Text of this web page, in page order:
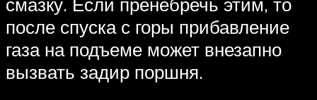
после спуска с горы прибавление
газа на подъеме может внезапно
вызвать задир поршня.